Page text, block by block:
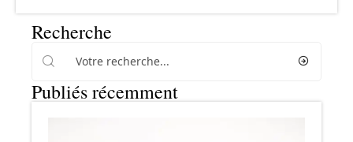
Recherche
Publiés récemment